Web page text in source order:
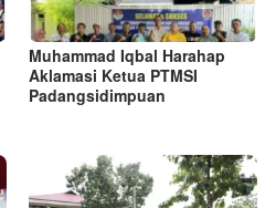
Muhammad Iqbal Harahap
Aklamasi Ketua PTMSI
Padangsidimpuan